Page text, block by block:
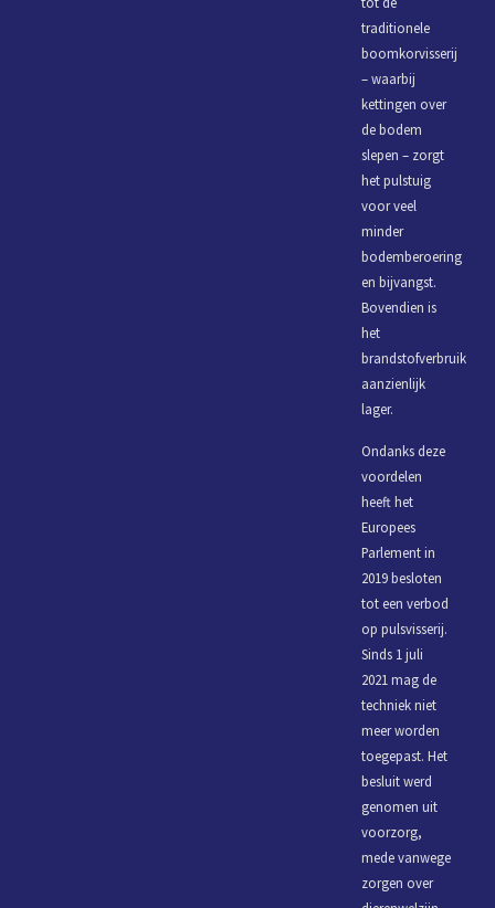
traditionele
boomkorvisserij
– waarbij
kettingen over
de bodem
slepen – zorgt
het pulstuig
voor veel
minder
bodemberoering
en bijvangst.
Bovendien is
het
brandstofverbruik
aanzienlijk
lager.
Ondanks deze
voordelen
heeft het
Europees
Parlement in
2019 besloten
tot een verbod
op pulsvisserij.
Sinds 1 juli
2021 mag de
techniek niet
meer worden
toegepast. Het
besluit werd
genomen uit
voorzorg,
mede vanwege
zorgen over